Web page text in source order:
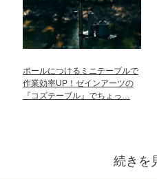
ポールにつけるミニテーブルで
作業効率UP！ゼインアーツの
『コズテーブル』でちょっ…
続きを